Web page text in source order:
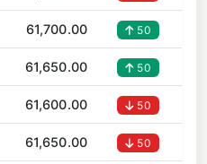
61,700.00 50
61,650.00 50
61,600.00 50
61,650.00 50